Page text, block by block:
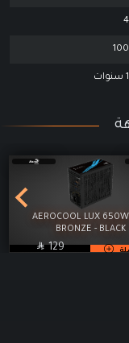
AEROCOOL LUX
BRONZE - BLACK
 SAR
129